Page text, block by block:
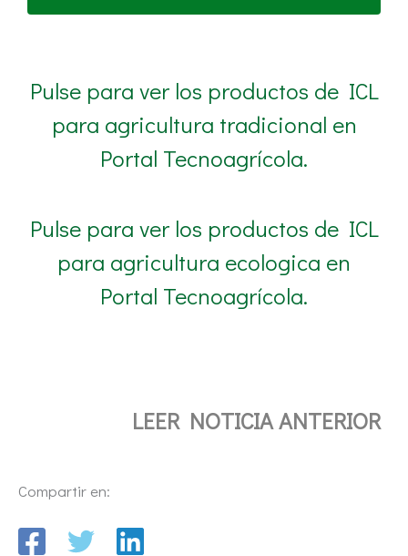
Pulse para ver los productos de ICL
para agricultura tradicional en
Portal Tecnoagrícola.
Pulse para ver los productos de ICL
para agricultura ecologica en
Portal Tecnoagrícola.
LEER NOTICIA ANTERIOR
Compartir en: